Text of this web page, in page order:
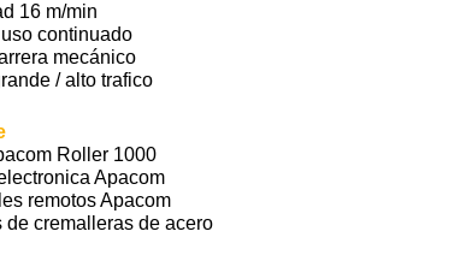
16 m/min
continuado
mecánico
/ alto trafico
Roller 1000
Apacom
remotos Apacom
de cremalleras de acero